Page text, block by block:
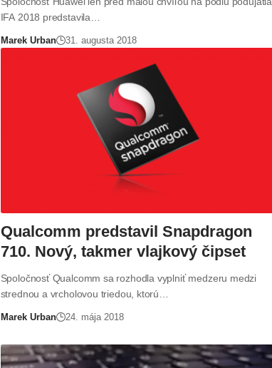
IFA 2018 predstavila…
Marek Urban 31. augusta 2018
Qualcomm predstavil Snapdragon
710. Nový, takmer vlajkový čipset
Spoločnosť Qualcomm sa rozhodla vyplniť medzeru medzi
strednou a vrcholovou triedou, ktorú…
Marek Urban 24. mája 2018